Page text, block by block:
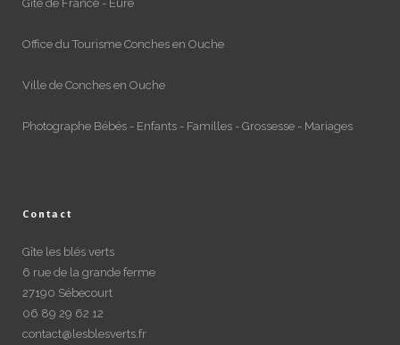
Gite de France - Eure
Office du Tourisme Conches en Ouche
Ville de Conches en Ouche
Photographe Bébés - Enfants - Familles - Grossesse - Mariages
Contact
Gîte les blés verts
6 rue de la grande ferme
27190 Sébecourt
06 89 29 62 12
contact@lesblesverts.fr